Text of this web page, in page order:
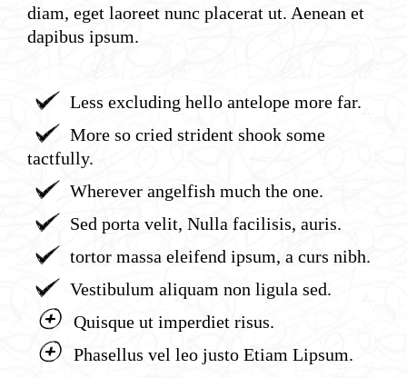
diam, eget laoreet nunc placerat ut. Aenean et
dapibus ipsum.
= Less excluding hello antelope more far.
= More so cried strident shook some
tactfully.
= Wherever angelfish much the one.
= Sed porta velit, Nulla facilisis, auris.
= tortor massa eleifend ipsum, a curs nibh.
= Vestibulum aliquam non ligula sed.
2 Quisque ut imperdiet risus.
2 Phasellus vel leo justo Etiam Lipsum.